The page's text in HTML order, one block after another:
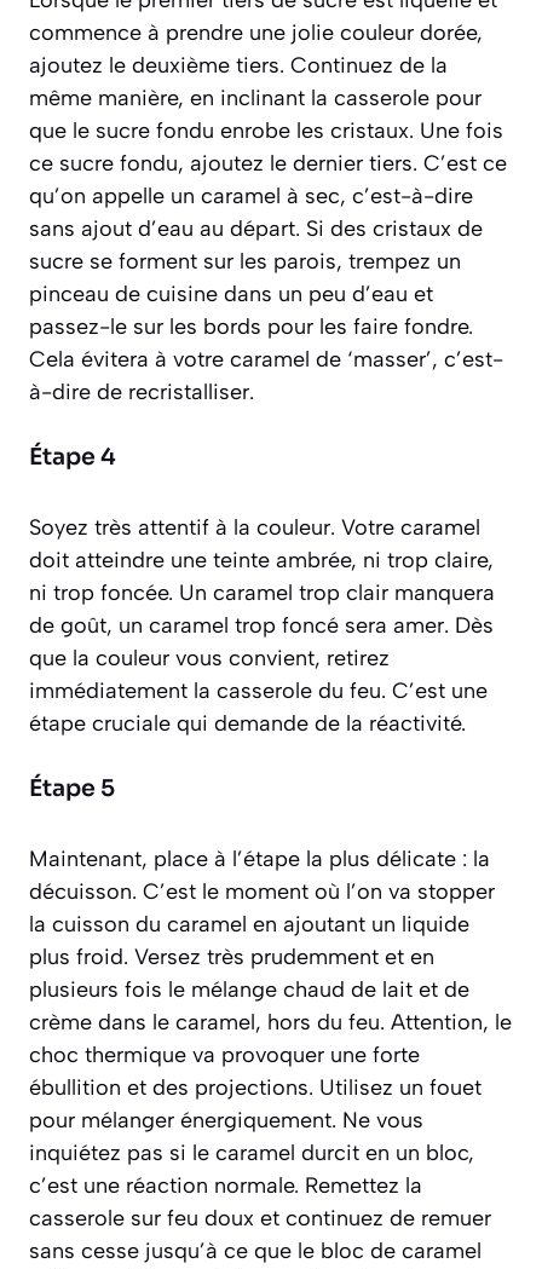
commence à prendre une jolie couleur dorée,
ajoutez le deuxième tiers. Continuez de la
même manière, en inclinant la casserole pour
que le sucre fondu enrobe les cristaux. Une fois
ce sucre fondu, ajoutez le dernier tiers. C’est ce
qu’on appelle un caramel à sec, c’est-à-dire
sans ajout d’eau au départ. Si des cristaux de
sucre se forment sur les parois, trempez un
pinceau de cuisine dans un peu d’eau et
passez-le sur les bords pour les faire fondre.
Cela évitera à votre caramel de ‘masser’, c’est-
à-dire de recristalliser.
Étape 4
Soyez très attentif à la couleur. Votre caramel
doit atteindre une teinte ambrée, ni trop claire,
ni trop foncée. Un caramel trop clair manquera
de goût, un caramel trop foncé sera amer. Dès
que la couleur vous convient, retirez
immédiatement la casserole du feu. C’est une
étape cruciale qui demande de la réactivité.
Étape 5
Maintenant, place à l’étape la plus délicate : la
décuisson. C’est le moment où l’on va stopper
la cuisson du caramel en ajoutant un liquide
plus froid. Versez très prudemment et en
plusieurs fois le mélange chaud de lait et de
crème dans le caramel, hors du feu. Attention, le
choc thermique va provoquer une forte
ébullition et des projections. Utilisez un fouet
pour mélanger énergiquement. Ne vous
inquiétez pas si le caramel durcit en un bloc,
c’est une réaction normale. Remettez la
casserole sur feu doux et continuez de remuer
sans cesse jusqu’à ce que le bloc de caramel